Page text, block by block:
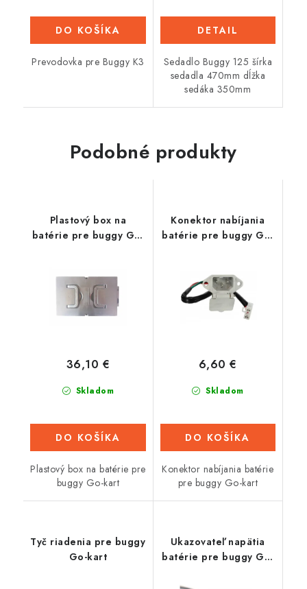
DO KOŠÍKA
Prevodovka pre Buggy K3
DETAIL
Sedadlo Buggy 125 šírka
sedadla 470mm dĺžka
sedáka 350mm
Podobné produkty
Plastový box na
batérie pre buggy Go-
Skladom
36,10 €
DO KOŠÍKA
Plastový box na batérie pre
buggy Go-kart
Konektor nabíjania
batérie pre buggy Go-
Skladom
6,60 €
DO KOŠÍKA
Konektor nabíjania batérie
pre buggy Go-kart
Tyč riadenia pre buggy
Go-kart
Ukazovateľ napätia
batérie pre buggy Go-